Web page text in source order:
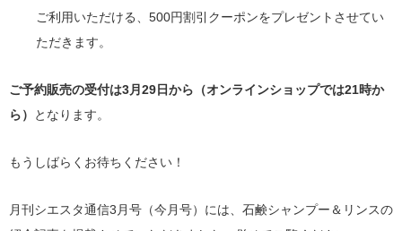
ご利用いただける、500円割引クーポンをプレゼントさせてい
ただきます。
ご予約販売の受付は3月29日から（オンラインショップでは21時か
ら）
となります。
もうしばらくお待ちください！
月刊シエスタ通信3月号（今月号）には、石鹸シャンプー＆リンスの